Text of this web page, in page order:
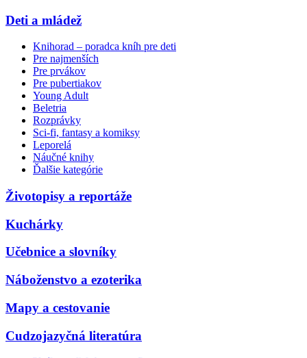
Deti a mládež
Knihorad – poradca kníh pre deti
Pre najmenších
Pre prvákov
Pre pubertiakov
Young Adult
Beletria
Rozprávky
Sci-fi, fantasy a komiksy
Leporelá
Náučné knihy
Ďalšie kategórie
Životopisy a reportáže
Kuchárky
Učebnice a slovníky
Náboženstvo a ezoterika
Mapy a cestovanie
Cudzojazyčná literatúra